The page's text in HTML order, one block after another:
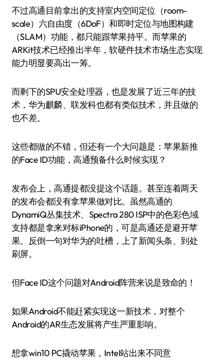
不过高通目前拿出的支持室内空间定位（room-
scale）六自由度（6DoF）和即时定位与地图构建
（SLAM）功能，都只能跟苹果持平。而苹果的
ARKit技术已经推出半年，软硬件技术市场生态实现
能力明显要高出一筹。
而剩下的SPU安全处理器，也是发展了近三年的技
术，华为麒麟、联发科也都有类似技术，并且做的
也不差。
这些都做的不错，但还有一个大问题是：苹果新推
的Face ID功能，高通预备什么时候实现？
发布会上，高通提都没提这个话题。甚至连着两天
的发布会都没有拿苹果做对比。虽然高通的
DynamiQ丛集技术、Spectra 280 ISP中的色彩色域
支持都是拿来对标iPhone的，可是高通还是避开苹
果。反倒一句对华为的吐槽，上了新闻头条、到处
刷屏。
但Face ID这个问题对Android阵营来说是致命的！
如果Android不能赶紧实现这一新技术，对整个
Android的AR生态发展将产生严重影响。
想拿win10 PC撬动苹果，Intel站出来不同意